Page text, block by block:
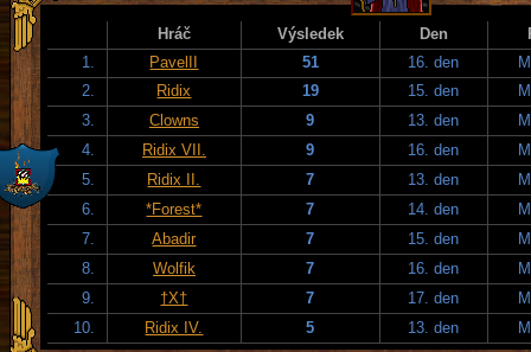
Hráč Výsledek Den
1.
PavelII 51 16. den
2.
Ridix 19 15. den
3.
Clowns 9 13. den
4.
Ridix VII. 9 16. den
5.
Ridix II. 7 13. den
6.
*Forest* 7 14. den
7.
Abadir 7 15. den
8.
Wolfik 7 16. den
9.
†X† 7 17. den
10.
Ridix IV. 5 13. den